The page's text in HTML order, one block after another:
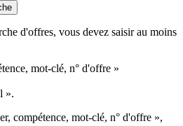
d'offres, vous devez saisir au moins
mot-clé, n° d'offre »
».
compétence, mot-clé, n° d'offre »,